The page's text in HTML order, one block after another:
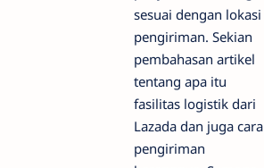
sesuai dengan lokasi
pengiriman. Sekian
pembahasan artikel
tentang apa itu
fasilitas logistik dari
Lazada dan juga cara
pengiriman